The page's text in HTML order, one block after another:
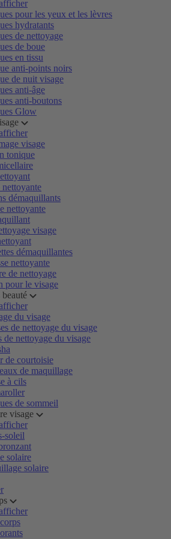
pour les yeux et les lèvres
hydratants
de nettoyage
de boue
en tissu
anti-points noirs
de nuit visage
anti-âge
anti-boutons
Glow
visage
tonique
démaquillants
nettoyante
visage
démaquillantes
nettoyante
de nettoyage
pour le visage
du visage
de nettoyage du visage
de nettoyage du visage
de courtoisie
de maquillage
à cils
de sommeil
visage
soleil
solaire
solaire